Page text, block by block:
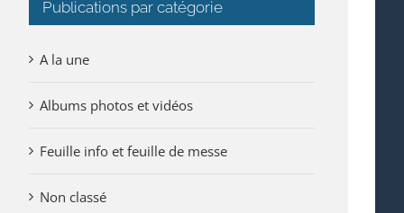
Publications par catégorie
A la une
Albums photos et vidéos
Feuille info et feuille de messe
Non classé